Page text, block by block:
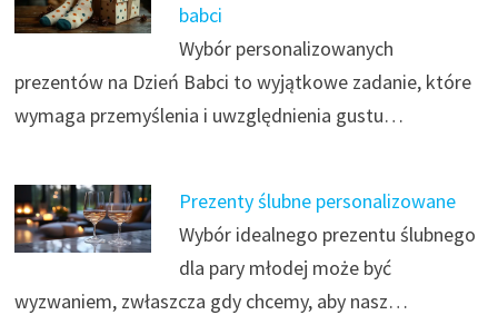
babci
Wybór personalizowanych
prezentów na Dzień Babci to wyjątkowe zadanie, które
wymaga przemyślenia i uwzględnienia gustu…
Prezenty ślubne personalizowane
Wybór idealnego prezentu ślubnego
dla pary młodej może być
wyzwaniem, zwłaszcza gdy chcemy, aby nasz…